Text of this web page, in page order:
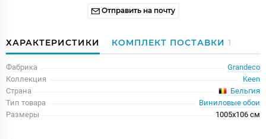
Отправить на почту
ХАРАКТЕРИСТИКИ КОМПЛЕКТ ПОСТАВКИ 1
Фабрика
Grandeco
Коллекция
Keen
Страна
Бельгия
Тип товара
Виниловые обои
Размеры
1005x106 см